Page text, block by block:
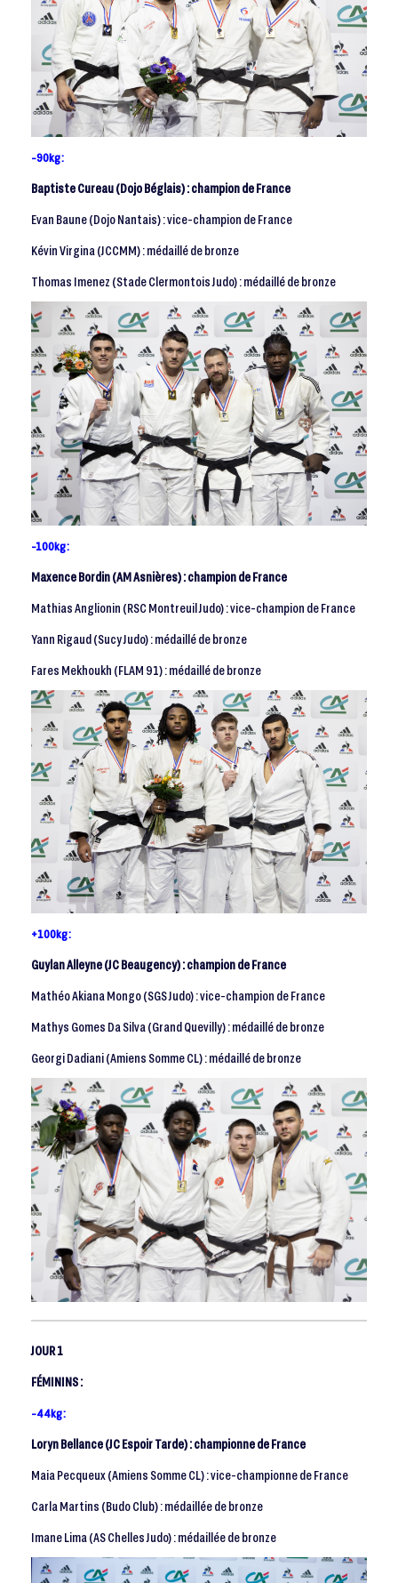
-90kg :
Baptiste Cureau (Dojo Béglais) : champion de France
Evan Baune (Dojo Nantais) : vice-champion de France
Kévin Virgina (JCCMM) : médaillé de bronze
Thomas Imenez (Stade Clermontois Judo) : médaillé de bronze
-100kg :
Maxence Bordin (AM Asnières) : champion de France
Mathias Anglionin (RSC Montreuil Judo) : vice-champion de France
Yann Rigaud (Sucy Judo) : médaillé de bronze
Fares Mekhoukh (FLAM 91) : médaillé de bronze
+100kg :
Guylan Alleyne (JC Beaugency) : champion de France
Mathéo Akiana Mongo (SGS Judo) : vice-champion de France
Mathys Gomes Da Silva (Grand Quevilly) : médaillé de bronze
Georgi Dadiani (Amiens Somme CL) : médaillé de bronze
JOUR 1
FÉMININS :
-44kg :
Loryn Bellance (JC Espoir Tarde) : championne de France
Maia Pecqueux (Amiens Somme CL) : vice-championne de France
Carla Martins (Budo Club) : médaillée de bronze
Imane Lima (AS Chelles Judo) : médaillée de bronze